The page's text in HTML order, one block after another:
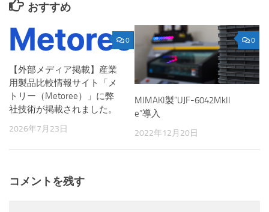
おすすめ
0
【外部メディア掲載】産業
用製品比較情報サイト「メ
トリー（Metoree）」に弊
社技術が掲載されました。
2026年7月23日
0
MIMAKI製”UJF-6042MkII
e”導入
2022年12月20日
コメントを残す